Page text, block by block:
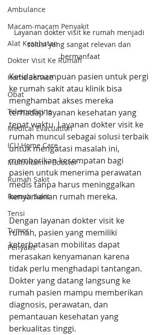
Ambulance
Macam-macam Penyakit
Alat Kesehatan
Dokter Visit Ke Rumah
Home Service
Obat
Telemedicine
Medical Evacuation
ICU Home Care
Multivitamin Booster
Rumah Sakit
Rumah Sakit
Tensi
Tumor
Penyakit
Layanan dokter visit ke rumah menjadi
solusi yang sangat relevan dan
bermanfaat
Ketidakmampuan pasien untuk pergi
ke rumah sakit atau klinik bisa
menghambat akses mereka
terhadap layanan kesehatan yang
tepat waktu. Layanan dokter visit ke
rumah muncul sebagai solusi terbaik
untuk mengatasi masalah ini,
memberikan kesempatan bagi
pasien untuk menerima perawatan
medis tanpa harus meninggalkan
kenyamanan rumah mereka.
Dengan layanan dokter visit ke
rumah, pasien yang memiliki
keterbatasan mobilitas dapat
merasakan kenyamanan karena
tidak perlu menghadapi tantangan.
Dokter yang datang langsung ke
rumah pasien mampu memberikan
diagnosis, perawatan, dan
pemantauan kesehatan yang
berkualitas tinggi.